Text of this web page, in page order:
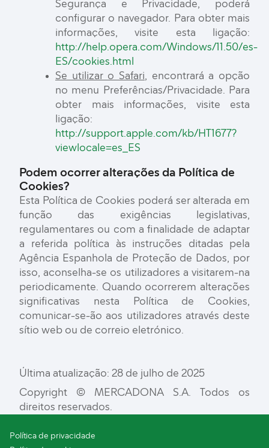
Segurança e Privacidade, poderá
configurar o navegador. Para obter mais
informações, visite esta ligação:
http://help.opera.com/Windows/11.50/es-
ES/cookies.html
Se utilizar o Safari, encontrará a opção
no menu Preferências/Privacidade. Para
obter mais informações, visite esta
ligação:
http://support.apple.com/kb/HT1677?
viewlocale=es_ES
Podem ocorrer alterações da Política de
Cookies?
Esta Política de Cookies poderá ser alterada em
função das exigências legislativas,
regulamentares ou com a finalidade de adaptar
a referida política às instruções ditadas pela
Agência Espanhola de Proteção de Dados, por
isso, aconselha-se os utilizadores a visitarem-na
periodicamente. Quando ocorrerem alterações
significativas nesta Política de Cookies,
comunicar-se-ão aos utilizadores através deste
sítio web ou de correio eletrónico.
Última atualização: 28 de julho de 2025
Copyright © MERCADONA S.A. Todos os
direitos reservados.
Política de privacidade